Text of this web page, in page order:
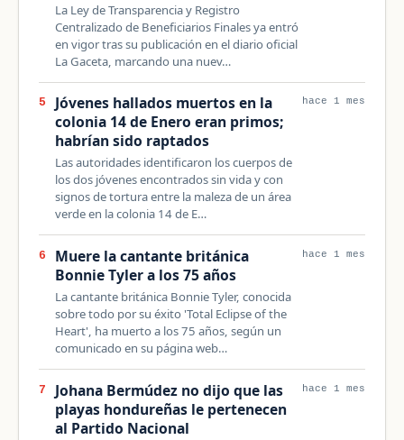
La Ley de Transparencia y Registro
Centralizado de Beneficiarios Finales ya entró
en vigor tras su publicación en el diario oficial
La Gaceta, marcando una nuev…
5
Jóvenes hallados muertos en la
colonia 14 de Enero eran primos;
habrían sido raptados
Las autoridades identificaron los cuerpos de
los dos jóvenes encontrados sin vida y con
signos de tortura entre la maleza de un área
verde en la colonia 14 de E…
hace 1 mes
6
Muere la cantante británica
Bonnie Tyler a los 75 años
La cantante británica Bonnie Tyler, conocida
sobre todo por su éxito 'Total Eclipse of the
Heart', ha muerto a los 75 años, según un
comunicado en su página web…
hace 1 mes
7
Johana Bermúdez no dijo que las
playas hondureñas le pertenecen
al Partido Nacional
hace 1 mes